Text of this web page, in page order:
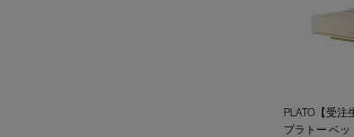
PLATO【受注
プラトー ベッ